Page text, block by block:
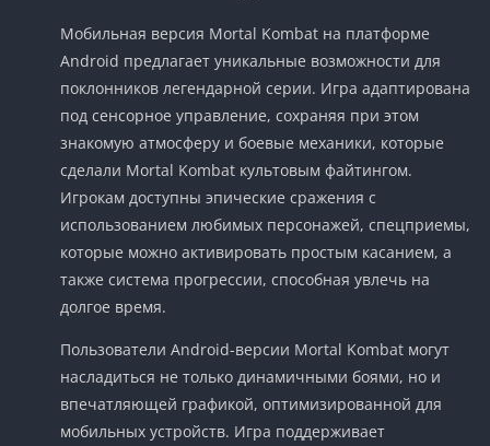
Мобильная версия Mortal Kombat на платформе
Android предлагает уникальные возможности для
поклонников легендарной серии. Игра адаптирована
под сенсорное управление, сохраняя при этом
знакомую атмосферу и боевые механики, которые
сделали Mortal Kombat культовым файтингом.
Игрокам доступны эпические сражения с
использованием любимых персонажей, спецприемы,
которые можно активировать простым касанием, а
также система прогрессии, способная увлечь на
долгое время.
Пользователи Android-версии Mortal Kombat могут
насладиться не только динамичными боями, но и
впечатляющей графикой, оптимизированной для
мобильных устройств. Игра поддерживает